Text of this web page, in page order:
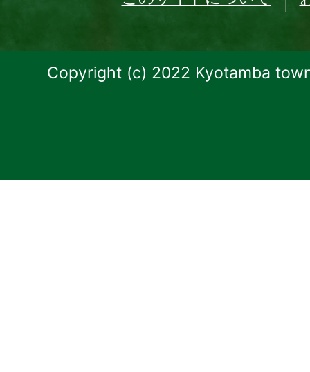
Copyright (c) 2022 Kyotamba